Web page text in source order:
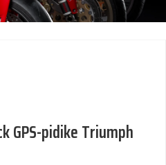
GPS-pidike Triumph